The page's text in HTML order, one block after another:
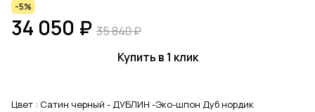
-5%
34 050 ₽ 35 840 ₽
Купить в 1 клик
Цвет : Сатин черный - ДУБЛИН -Эко-шпон Дуб нордик